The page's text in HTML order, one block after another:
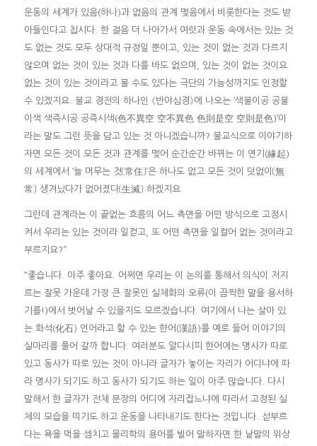
운동의 세계가 있음(하나)과 없음의 관계 맺음에서 비롯한다는 것도 받
아들인다고 칩시다. 한 걸음 더 나아가서 여럿과 운동 속에서는 있는 것
도 없는 것도 모두 상대적 규정일 뿐이고, 있는 것이 없는 것과 다르지
않으며 없는 것이 있는 것과 다를 바도 없으며, 있는 것이 없는 것이요
없는 것이 있는 것이라고 볼 수도 있다는 극단의 가능성까지도 인정할
수 있겠지요. 불교 경전의 하나인 《반야심경》에 나오는 ‘색불이공 공불
이색 색즉시공 공즉시색(色不異空 空不異色 色則是空 空則是色)’이
라는 말도 그런 뜻을 담고 있는 것 아니겠습니까? 불교식으로 이야기하
자면 모든 것이 모든 것과 관계를 맺어 순간순간 바뀌는 이 연기(緣起)
의 세계에서 ‘늘 머무는 것〔常住〕’은 하나도 없고 모든 것이 덧없이〔無
常〕 생겨났다가 없어졌다〔生滅〕 하겠지요.
그런데 관계라는 이 끝없는 흐름의 어느 측면을 어떤 방식으로 고정시
켜서 우리는 있는 것이라 일컫고, 또 어떤 측면을 일컬어 없는 것이라고
부르지요?”
“좋습니다. 아주 좋아요. 어쩌면 우리는 이 논의를 통해서 의식이 저지
르는 잘못 가운데 가장 큰 잘못인 실체화의 오류(이 끔찍한 말을 용서하
기를!)에서 벗어날 수 있을지도 모르겠습니다. 여기에서 나는 살아 있
는 화석(化石) 언어라고 할 수 있는 한어(漢語)를 예로 들어 이야기의
실마리를 풀어 갈까 합니다. 여러분도 알다시피 한어에는 명사가 따로
있고 동사가 따로 있는 것이 아니라 글자가 놓이는 자리가 어디냐에 따
라 명사가 되기도 하고 동사가 되기도 하는 일이 아주 많습니다. 다시
말해서 한 글자가 전체 문장의 어디에 자리잡느냐에 따라서 고정된 실
체의 모습을 띠기도 하고 운동을 나타내기도 한다는 것입니다. 섣부르
다는 욕을 먹을 셈치고 물리학의 용어를 빌어 말하자면 한 낱말의 위상